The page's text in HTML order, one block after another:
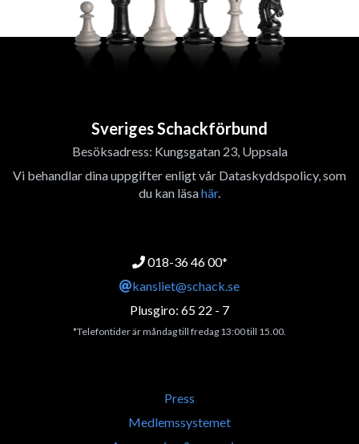
Sveriges Schackförbund
Besöksadress: Kungsgatan 23, Uppsala
Vi behandlar dina uppgifter enligt vår Dataskyddspolicy, som
du kan läsahär.
018-36 46 00*
kansliet@schack.se
Plusgiro: 65 22 - 7
*Telefontider är måndag till fredag 13:00 till 15.00.
Press
Medlemssystemet